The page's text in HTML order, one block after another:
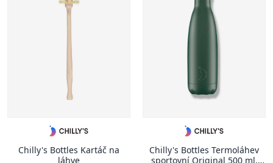
Chilly's Bottles Kartáč na
láhve
Chilly's Bottles Termoláhev
sportovní Original 500 ml,